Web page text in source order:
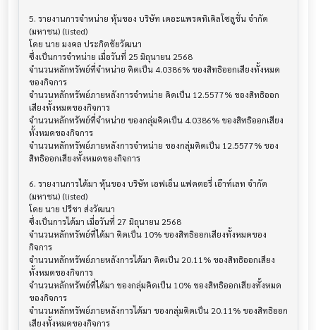
5. รายงานการจำหน่าย หุ้นของ บริษัท เดอะแพรคทิเคิลโซลูชั่น จำกัด
(มหาชน) (listed)
โดย นาย มงคล ประกิตชัยวัฒนา
ซึ่งเป็นการจำหน่าย เมื่อวันที่ 25 มิถุนายน 2568
จำนวนหลักทรัพย์ที่จำหน่าย คิดเป็น 4.0386% ของสิทธิออกเสียงทั้งหมด
ของกิจการ
จำนวนหลักทรัพย์ภายหลังการจำหน่าย คิดเป็น 12.5577% ของสิทธิออก
เสียงทั้งหมดของกิจการ
จำนวนหลักทรัพย์ที่จำหน่าย ของกลุ่มคิดเป็น 4.0386% ของสิทธิออกเสียง
ทั้งหมดของกิจการ
จำนวนหลักทรัพย์ภายหลังการจำหน่าย ของกลุ่มคิดเป็น 12.5577% ของ
สิทธิออกเสียงทั้งหมดของกิจการ
6. รายงานการได้มา หุ้นของ บริษัท เอฟเอ็น แฟคตอรี่ เอ๊าท์เลท จำกัด
(มหาชน) (listed)
โดย นาย ปรีชา ส่งวัฒนา
ซึ่งเป็นการได้มา เมื่อวันที่ 27 มิถุนายน 2568
จำนวนหลักทรัพย์ที่ได้มา คิดเป็น 10% ของสิทธิออกเสียงทั้งหมดของ
กิจการ
จำนวนหลักทรัพย์ภายหลังการได้มา คิดเป็น 20.11% ของสิทธิออกเสียง
ทั้งหมดของกิจการ
จำนวนหลักทรัพย์ที่ได้มา ของกลุ่มคิดเป็น 10% ของสิทธิออกเสียงทั้งหมด
ของกิจการ
จำนวนหลักทรัพย์ภายหลังการได้มา ของกลุ่มคิดเป็น 20.11% ของสิทธิออก
เสียงทั้งหมดของกิจการ